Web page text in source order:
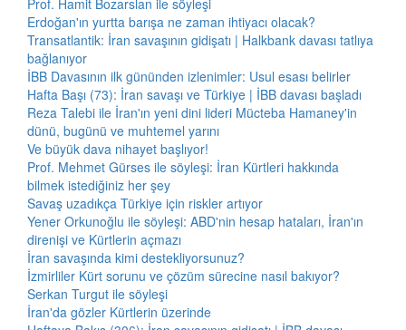
Prof. Hamit Bozarslan ile söyleşi
Erdoğan'ın yurtta barışa ne zaman ihtiyacı olacak?
Transatlantik: İran savaşının gidişatı | Halkbank davası tatlıya
bağlanıyor
İBB Davasının ilk gününden izlenimler: Usul esası belirler
Hafta Başı (73): İran savaşı ve Türkiye | İBB davası başladı
Reza Talebi ile İran'ın yeni dini lideri Mücteba Hamaney'in
dünü, bugünü ve muhtemel yarını
Ve büyük dava nihayet başlıyor!
Prof. Mehmet Gürses ile söyleşi: İran Kürtleri hakkında
bilmek istediğiniz her şey
Savaş uzadıkça Türkiye için riskler artıyor
Yener Orkunoğlu ile söyleşi: ABD'nin hesap hataları, İran'ın
direnişi ve Kürtlerin açmazı
İran savaşında kimi destekliyorsunuz?
İzmirliler Kürt sorunu ve çözüm sürecine nasıl bakıyor?
Serkan Turgut ile söyleşi
İran'da gözler Kürtlerin üzerinde